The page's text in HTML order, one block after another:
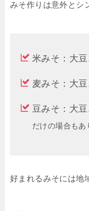
みそ作りは意外とシ
米みそ：大
麦みそ：大
豆みそ：大
だけの場合もあ
好まれるみそには地